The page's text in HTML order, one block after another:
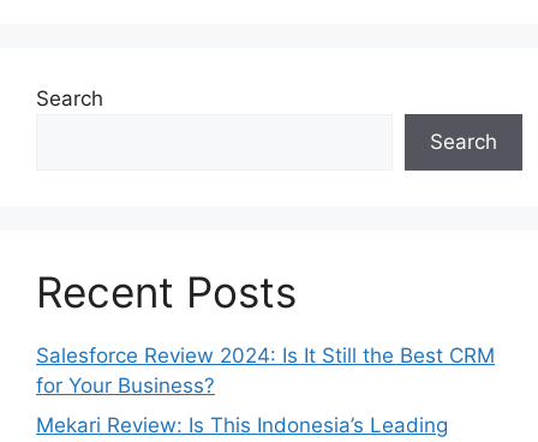
Search
Search
Recent Posts
Salesforce Review 2024: Is It Still the Best CRM
for Your Business?
Mekari Review: Is This Indonesia’s Leading